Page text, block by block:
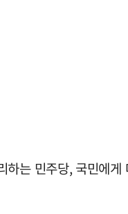
는 민주당, 국민에